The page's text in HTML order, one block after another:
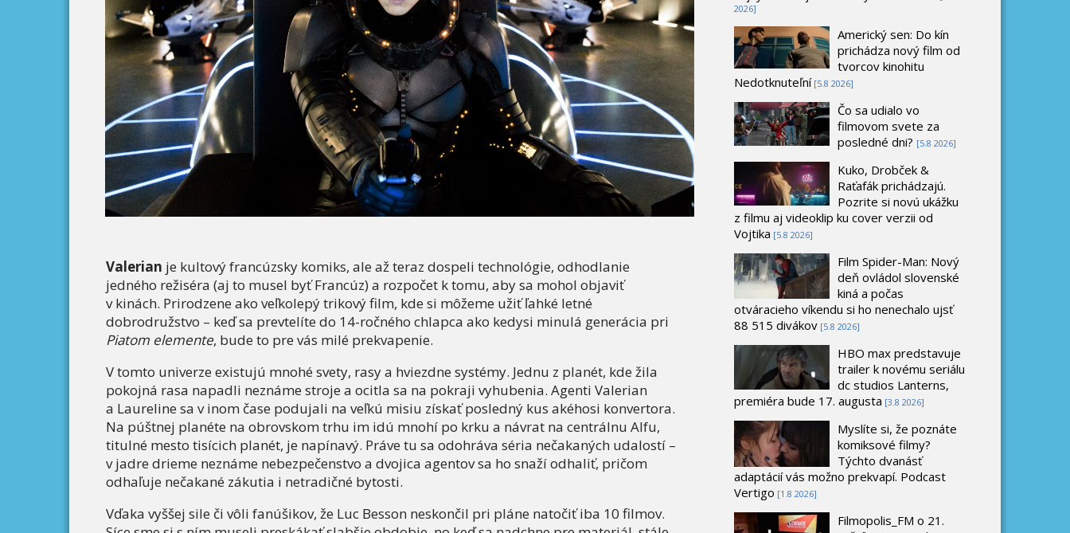
Valerian je kultový francúzsky komiks, ale až teraz dospeli technológie, odhodlanie
jedného režiséra (aj to musel byť Francúz) a rozpočet k tomu, aby sa mohol objaviť
v kinách. Prirodzene ako veľkolepý trikový film, kde si môžeme užiť ľahké letné
dobrodružstvo – keď sa prevtelíte do 14-ročného chlapca ako kedysi minulá generácia pri
Piatom elemente, bude to pre vás milé prekvapenie.
V tomto univerze existujú mnohé svety, rasy a hviezdne systémy. Jednu z planét, kde žila
pokojná rasa napadli neznáme stroje a ocitla sa na pokraji vyhubenia. Agenti Valerian
a Laureline sa v inom čase podujali na veľkú misiu získať posledný kus akéhosi konvertora.
Na púštnej planéte na obrovskom trhu im idú mnohí po krku a návrat na centrálnu Alfu,
titulné mesto tisícich planét, je napínavý. Práve tu sa odohráva séria nečakaných udalostí –
v jadre drieme neznáme nebezpečenstvo a dvojica agentov sa ho snaží odhaliť, pričom
odhaľuje nečakané zákutia i netradičné bytosti.
Vďaka vyššej sile či vôli fanúšikov, že Luc Besson neskončil pri pláne natočiť iba 10 filmov.
2026]
Americký sen: Do kín
prichádza nový film od
tvorcov kinohitu
Nedotknuteľní [5.8 2026]
Čo sa udialo vo
filmovom svete za
posledné dni? [5.8 2026]
Kuko, Drobček &
Raťafák prichádzajú.
Pozrite si novú ukážku
z filmu aj videoklip ku cover verzii od
Vojtika [5.8 2026]
Film Spider-Man: Nový
deň ovládol slovenské
kiná a počas
otváracieho víkendu si ho nenechalo ujsť
88 515 divákov [5.8 2026]
HBO max predstavuje
trailer k novému seriálu
dc studios Lanterns,
premiéra bude 17. augusta [3.8 2026]
Myslíte si, že poznáte
komiksové filmy?
Týchto dvanásť
adaptácií vás možno prekvapí. Podcast
Vertigo [1.8 2026]
Filmopolis_FM o 21.